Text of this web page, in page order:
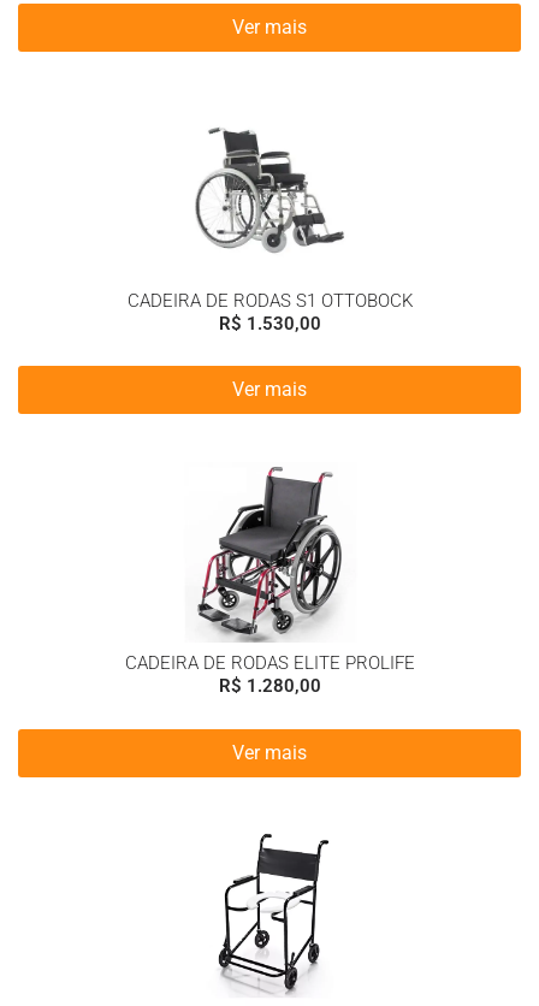
Ver mais
CADEIRA DE RODAS S1 OTTOBOCK
R$ 1.530,00
Ver mais
CADEIRA DE RODAS ELITE PROLIFE
R$ 1.280,00
Ver mais